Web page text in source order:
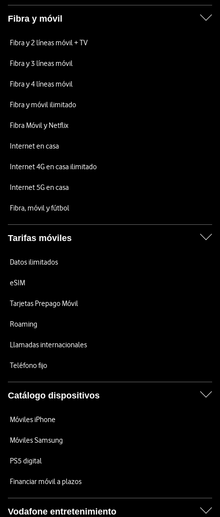
Fibra y móvil
Fibra y 2 líneas móvil + TV
Fibra y 3 líneas móvil
Fibra y 4 líneas móvil
Fibra y móvil ilimitado
Fibra Móvil y Netflix
Internet en casa
Internet 4G en casa ilimitado
Internet 5G en casa
Fibra, móvil y fútbol
Tarifas móviles
Datos ilimitados
eSIM
Tarjetas Prepago Móvil
Roaming
Llamadas internacionales
Teléfono fijo
Catálogo dispositivos
Móviles iPhone
Móviles Samsung
PS5 digital
Financiar móvil a plazos
Vodafone entretenimiento